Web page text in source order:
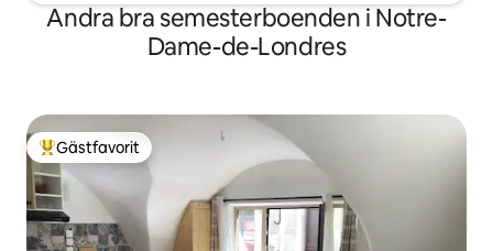
Andra bra semesterboenden i Notre-
Dame-de-Londres
Populär gästfavorit
Gästfavorit